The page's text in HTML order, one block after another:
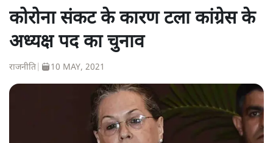
कोरोना संकट के कारण टला कांग्रेस के
अध्यक्ष पद का चुनाव
राजनीति 10 MAY, 2021